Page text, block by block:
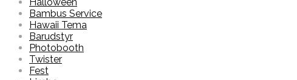
Bambus Service
Hawaii Tema
Barudstyr
Photobooth
Twister
Fest